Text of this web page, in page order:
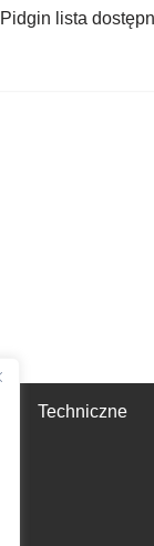
lista
Techniczne